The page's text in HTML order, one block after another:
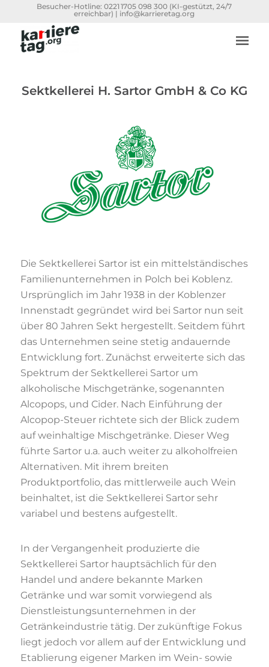
Besucher-Hotline:0221 1705 098 300 (KI-gestützt, 24/7
erreichbar) | info@karrieretag.org
Sektkellerei H. Sartor GmbH & Co KG
Die Sektkellerei Sartor ist ein mittelständisches
Familienunternehmen in Polch bei Koblenz.
Ursprünglich im Jahr 1938 in der Koblenzer
Innenstadt gegründet wird bei Sartor nun seit
über 80 Jahren Sekt hergestellt. Seitdem führt
das Unternehmen seine stetig andauernde
Entwicklung fort. Zunächst erweiterte sich das
Spektrum der Sektkellerei Sartor um
alkoholische Mischgetränke, sogenannten
Alcopops, und Cider. Nach Einführung der
Alcopop-Steuer richtete sich der Blick zudem
auf weinhaltige Mischgetränke. Dieser Weg
führte Sartor u.a. auch weiter zu alkoholfreien
Alternativen. Mit ihrem breiten
Produktportfolio, das mittlerweile auch Wein
beinhaltet, ist die Sektkellerei Sartor sehr
variabel und bestens aufgestellt.
In der Vergangenheit produzierte die
Sektkellerei Sartor hauptsächlich für den
Handel und andere bekannte Marken
Getränke und war somit vorwiegend als
Dienstleistungsunternehmen in der
Getränkeindustrie tätig. Der zukünftige Fokus
liegt jedoch vor allem auf der Entwicklung und
Etablierung eigener Marken im Wein- sowie